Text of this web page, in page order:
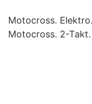
Motocross.
Motocross. 2-Takt.